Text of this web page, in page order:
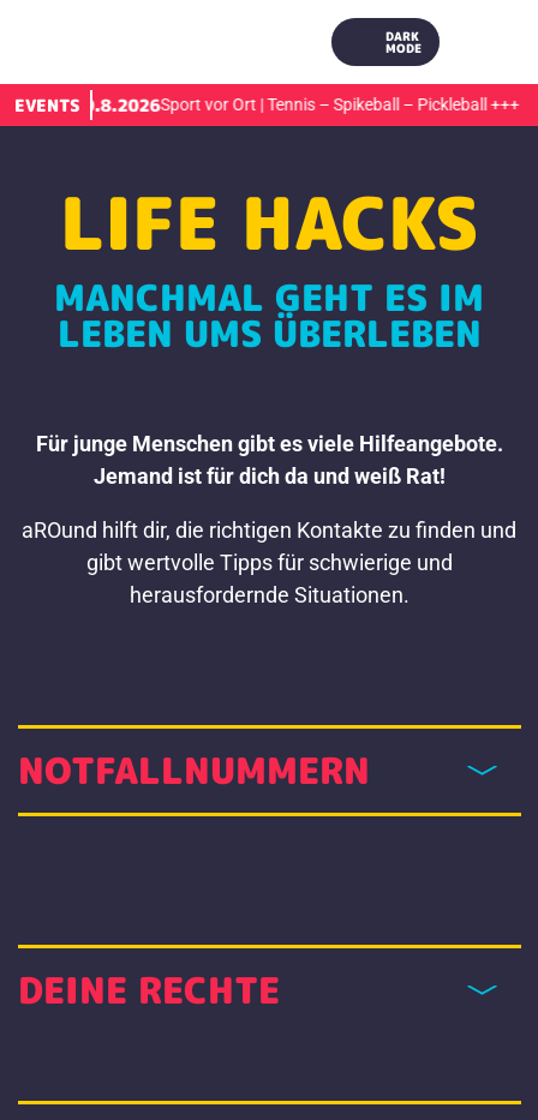
DARK
MODE
EVENTS
+++ 10.8.2026Sport vor Ort | Tennis – Spikeball – Pickleball+++
LIFE HACKS
MANCHMAL GEHT ES IM
LEBEN UMS ÜBERLEBEN
Für junge Menschen gibt es viele Hilfeangebote.
Jemand ist für dich da und weiß Rat!
aROund hilft dir, die richtigen Kontakte zu finden und
gibt wertvolle Tipps für schwierige und
herausfordernde Situationen.
NOTFALLNUMMERN
DEINE RECHTE